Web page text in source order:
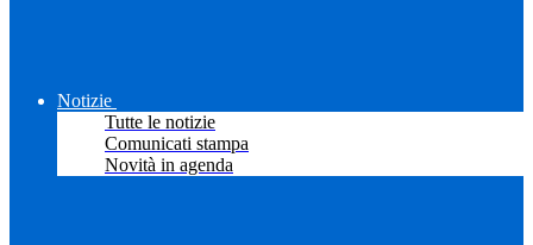
Notizie
Tutte le notizie
Comunicati stampa
Novità in agenda